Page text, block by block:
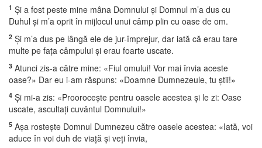
1 Şi a fost peste mine mâna Domnului şi Domnul m’a dus cu
Duhul şi m’a oprit în mijlocul unui câmp plin cu oase de om.
2 Şi m’a dus pe lângă ele de jur-împrejur, dar iată că erau tare
multe pe faţa câmpului şi erau foarte uscate.
3 Atunci zis-a către mine: «Fiul omului! Vor mai învia aceste
oase?» Dar eu i-am răspuns: «Doamne Dumnezeule, tu ştii!»
4 Şi mi-a zis: «Prooroceşte pentru oasele acestea şi le zi: Oase
uscate, ascultaţi cuvântul Domnului!»
5 Aşa rosteşte Domnul Dumnezeu către oasele acestea: «Iată, voi
aduce în voi duh de viaţă şi veţi învia,